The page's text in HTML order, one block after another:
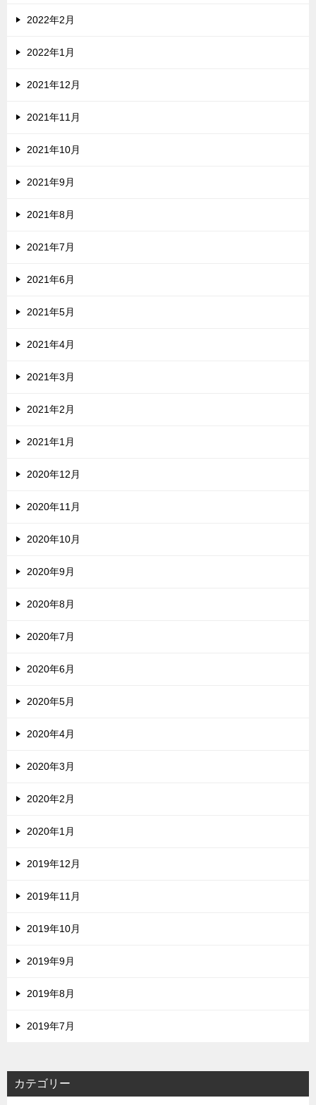
2022年2月
2022年1月
2021年12月
2021年11月
2021年10月
2021年9月
2021年8月
2021年7月
2021年6月
2021年5月
2021年4月
2021年3月
2021年2月
2021年1月
2020年12月
2020年11月
2020年10月
2020年9月
2020年8月
2020年7月
2020年6月
2020年5月
2020年4月
2020年3月
2020年2月
2020年1月
2019年12月
2019年11月
2019年10月
2019年9月
2019年8月
2019年7月
カテゴリー